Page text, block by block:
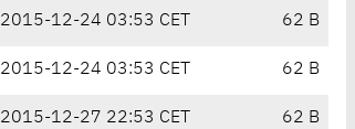
2015-12-24 03:53 CET 62 B
2015-12-24 03:53 CET 62 B
2015-12-27 22:53 CET 62 B